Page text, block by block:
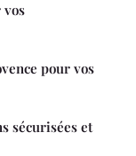
pour vos
sécurisées et